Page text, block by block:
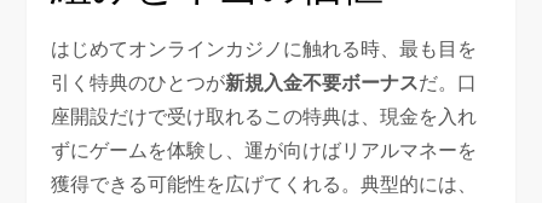
はじめてオンラインカジノに触れる時、最も目を
引く特典のひとつが新規入金不要ボーナスだ。口
座開設だけで受け取れるこの特典は、現金を入れ
ずにゲームを体験し、運が向けばリアルマネーを
獲得できる可能性を広げてくれる。典型的には、